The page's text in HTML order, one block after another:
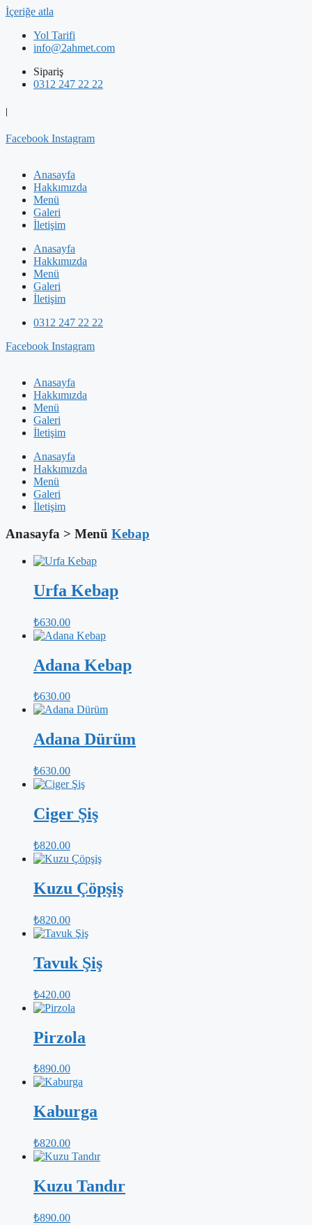
İçeriğe atla
Yol Tarifi
info@2ahmet.com
Sipariş
0312 247 22 22
|
Facebook Instagram
Anasayfa
Hakkımızda
Menü
Galeri
İletişim
Anasayfa
Hakkımızda
Menü
Galeri
İletişim
0312 247 22 22
Facebook Instagram
Anasayfa
Hakkımızda
Menü
Galeri
İletişim
Anasayfa
Hakkımızda
Menü
Galeri
İletişim
Anasayfa > Menü Kebap
Urfa Kebap
₺630.00
Adana Kebap
₺630.00
Adana Dürüm
₺630.00
Ciger Şiş
₺820.00
Kuzu Çöpşiş
₺820.00
Tavuk Şiş
₺420.00
Pirzola
₺890.00
Kaburga
₺820.00
Kuzu Tandır
₺890.00